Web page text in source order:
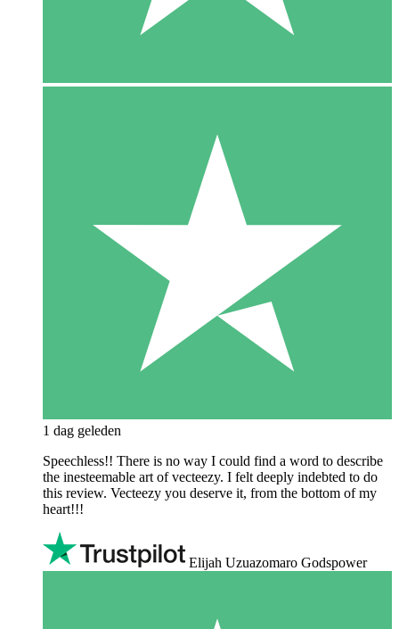
1 dag geleden
Speechless!! There is no way I could find a word to describe
the inesteemable art of vecteezy. I felt deeply indebted to do
this review. Vecteezy you deserve it, from the bottom of my
heart!!!
Elijah Uzuazomaro Godspower